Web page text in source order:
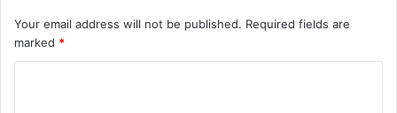
Your email address will not be published. Required fields are
marked *